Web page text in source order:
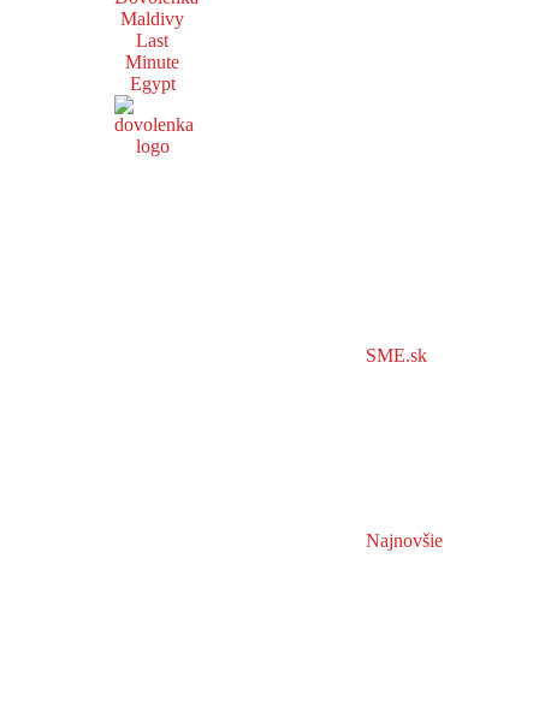
Maldivy
Last
Minute
Egypt
SME.sk
Najnovšie